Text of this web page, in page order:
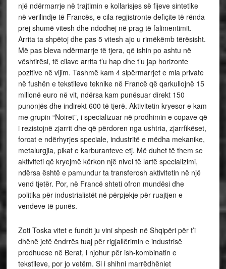
një ndërmarrje në trajtimin e kollarisjes së fijeve sintetike
në verilindje të Francës, e cila regjistronte defiçite të rënda
prej shumë vitesh dhe ndodhej në prag të falimentimit.
Arrita ta shpëtoj dhe pas 5 vitesh ajo u rimëkëmb tërësisht.
Më pas bleva ndërmarrje të tjera, që ishin po ashtu në
vështirësi, të cilave arrita t’u hap dhe t’u jap horizonte
pozitive në vijim. Tashmë kam 4 sipërmarrjet e mia private
në fushën e tekstileve teknike në Francë që qarkullojnë 15
milionë euro në vit, ndërsa kam punësuar direkt 150
punonjës dhe indirekt 600 të tjerë. Aktivitetin kryesor e kam
me grupin “Noiret”, i specializuar në prodhimin e copave që
i rezistojnë zjarrit dhe që përdoren nga ushtria, zjarrfikëset,
forcat e ndërhyrjes speciale, industritë e mëdha mekanike,
metalurgjia, pikat e karburanteve etj. Më duhet të them se
aktiviteti që kryejmë kërkon një nivel të lartë specializimi,
ndërsa është e pamundur ta transferosh aktivitetin në një
vend tjetër. Por, në Francë shteti ofron mundësi dhe
politika për industrialistët në përpjekje për ruajtjen e
vendeve të punës.
Zoti Toska vitet e fundit ju vini shpesh në Shqipëri për t’i
dhënë jetë ëndrrës tuaj për rigjallërimin e industrisë
prodhuese në Berat, i njohur për ish-kombinatin e
tekstileve, por jo vetëm. Si i shihni marrëdhëniet